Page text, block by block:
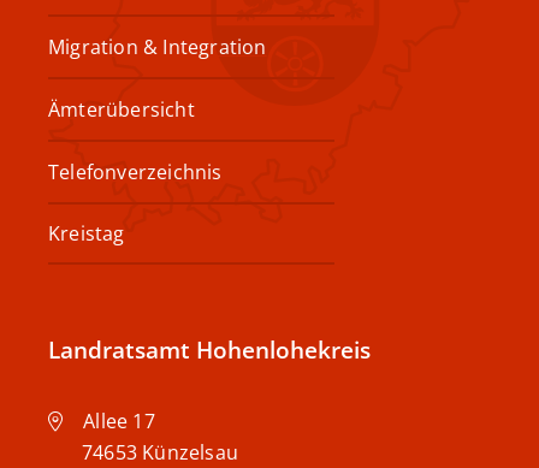
Migration & Integration
Ämterübersicht
Telefonverzeichnis
Kreistag
Landratsamt Hohenlohekreis
Allee 17
74653 Künzelsau